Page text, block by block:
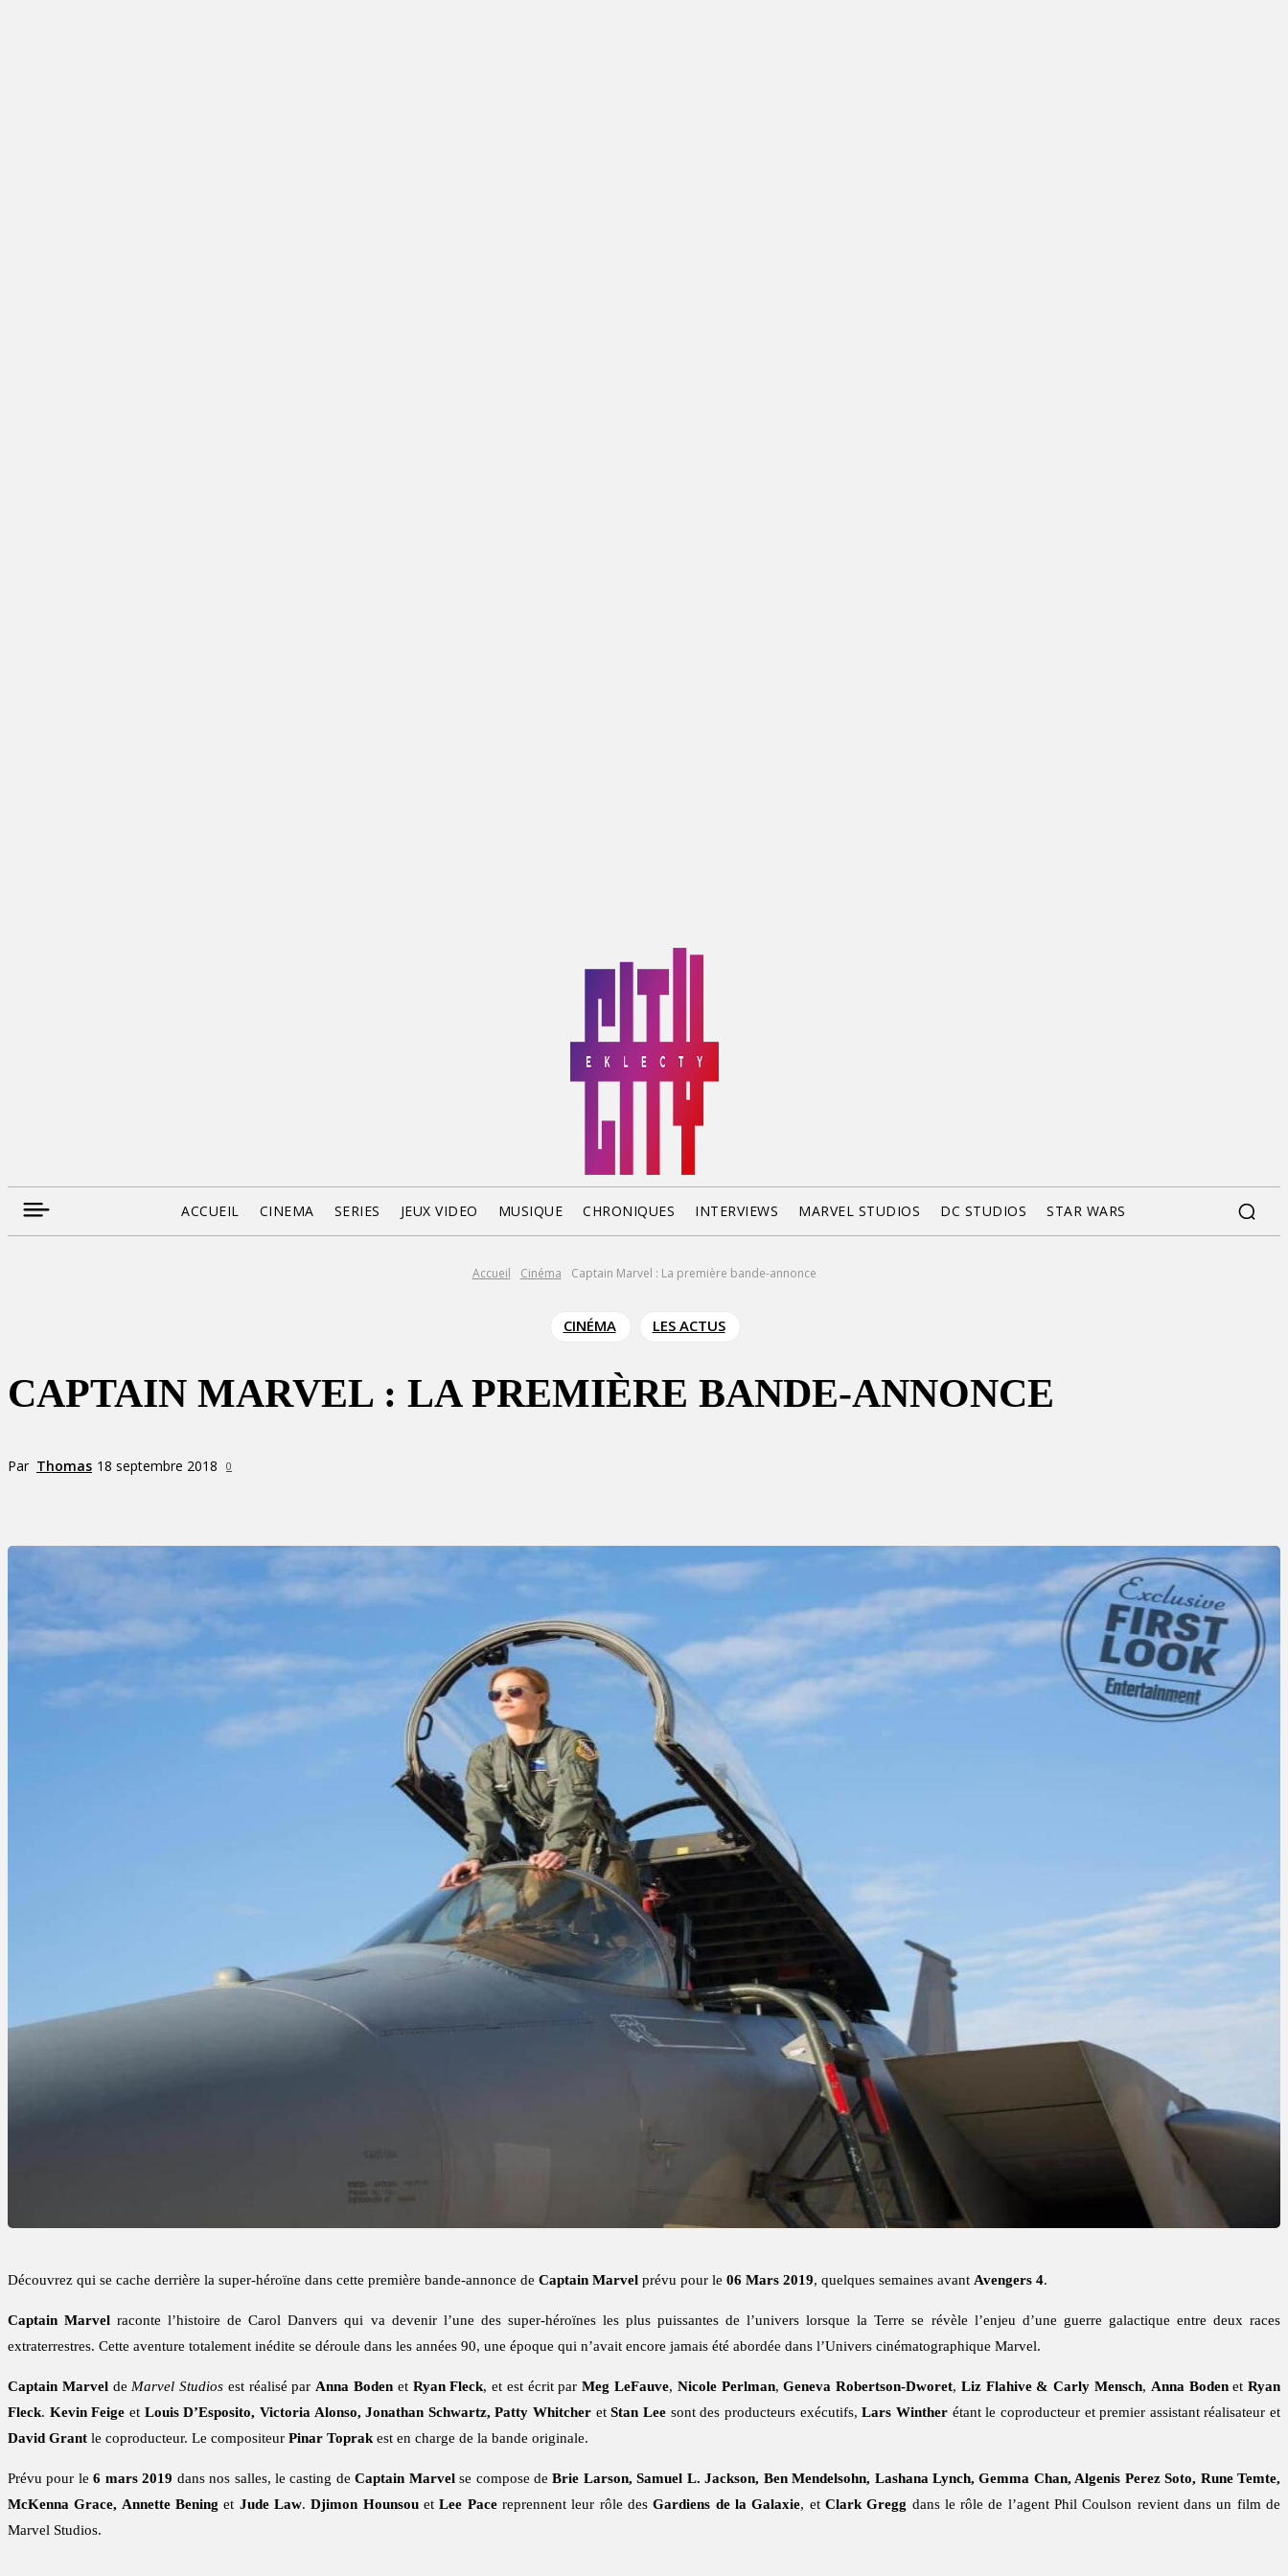
ACCUEIL CINEMA SERIES JEUX VIDEO MUSIQUE CHRONIQUES INTERVIEWS MARVEL STUDIOS DC STUDIOS STAR WARS
Accueil Cinéma Captain Marvel : La première bande-annonce
CINÉMA LES ACTUS
CAPTAIN MARVEL : LA PREMIÈRE BANDE-ANNONCE
Par Thomas 18 septembre 2018 0
Découvrez qui se cache derrière la super-héroïne dans cette première bande-annonce de Captain Marvel prévu pour le 06 Mars 2019, quelques semaines avant Avengers 4.
Captain Marvel raconte l’histoire de Carol Danvers qui va devenir l’une des super-héroïnes les plus puissantes de l’univers lorsque la Terre se révèle l’enjeu d’une guerre galactique entre deux races
extraterrestres. Cette aventure totalement inédite se déroule dans les années 90, une époque qui n’avait encore jamais été abordée dans l’Univers cinématographique Marvel.
Captain Marvelde Marvel Studios est réalisé par Anna Boden et Ryan Fleck, et est écrit parMeg LeFauve, Nicole Perlman,Geneva Robertson-Dworet, Liz Flahive & Carly Mensch, Anna BodenetRyan
Fleck. Kevin Feige et Louis D’Esposito, Victoria Alonso, Jonathan Schwartz, Patty Whitcher etStan Lee sont des producteurs exécutifs,Lars Wintherétant le coproducteur et premier assistant réalisateur et
David Grant le coproducteur. Le compositeur Pinar Toprak est en charge de la bande originale.
Prévu pour le6 mars 2019 dans nos salles, le casting deCaptain Marvelse compose deBrie Larson, Samuel L. Jackson, Ben Mendelsohn, Lashana Lynch, Gemma Chan, Algenis Perez Soto, Rune Temte,
McKenna Grace, Annette Bening et Jude Law.Djimon HounsouetLee Pacereprennent leur rôle desGardiens de la Galaxie, et Clark Gregg dans le rôle de l’agent Phil Coulson revient dans un film de
Marvel Studios.